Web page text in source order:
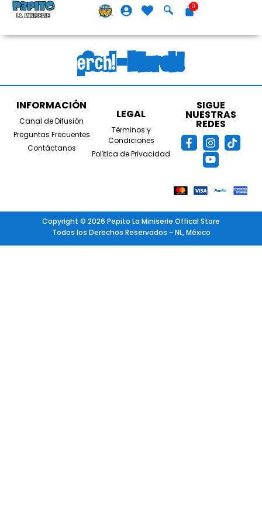
¡Cool - Merch!
¡Cool - Merch!
INFORMACIÓN
Canal de Difusión
Preguntas Frecuentes
Contáctanos
LEGAL
Términos y
Condiciones
Política de Privacidad
SIGUE
NUESTRAS
REDES
Copyright © 2026 Pepito La Miniserie Offical Store
Todos los Derechos Reservados - NL, México